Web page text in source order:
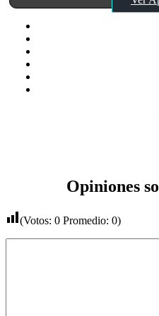
Opiniones
(Votos: 0 Promedio: 0)